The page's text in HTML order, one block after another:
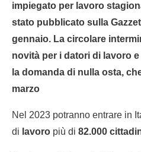
impiegato per lavoro
stato pubblicato sulla
gennaio. La circolare
novità per i datori di lavoro
la domanda di nulla osta,
marzo
Nel 2023 potranno entrare in
di lavoro più di 82.000